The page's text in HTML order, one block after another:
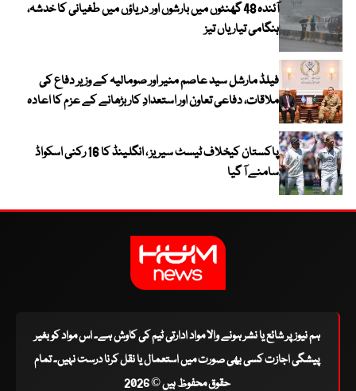
آئندہ 48 گھنٹوں میں بارشوں اور دریاؤں میں طغیانی کا خدشہ،
ہنگامی تیاریاں تیز
فیلڈ مارشل سید عاصم منیر اور صومالیہ کے وزیر دفاع کی
ملاقات، دفاعی تعاون اور استعدادِ کار بڑھانے کے عزم کا اعادہ
پاکستان کیخلاف ٹیسٹ سیریز ، انگلینڈ کا 16 رکنی اسکواڈ
سامنے آ گیا
ہم نیوز پر شائع یا نشر ہونے والا مواد ادارتی ٹیم کی کاوش ہے۔ اس مواد کو بغیر
پیشگی اجازت کسی بھی صورت میں استعمال یا نقل کرنا درست نہیں۔ تمام
حقوق محفوظ ہیں © 2026